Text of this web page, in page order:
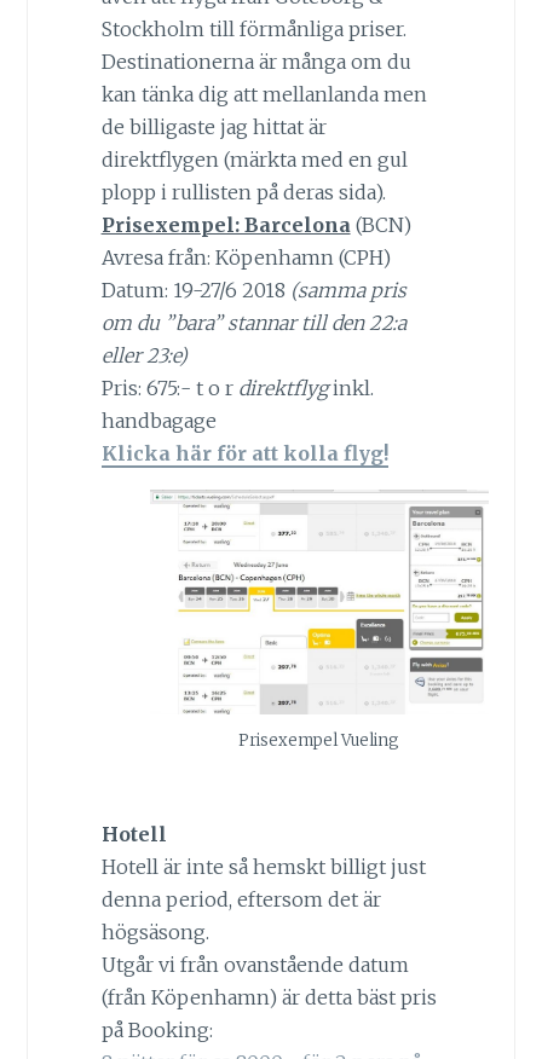
Stockholm till förmånliga priser.
Destinationerna är många om du
kan tänka dig att mellanlanda men
de billigaste jag hittat är
direktflygen (märkta med en gul
plopp i rullisten på deras sida).
Prisexempel: Barcelona (BCN)
Avresa från: Köpenhamn (CPH)
Datum: 19-27/6 2018 (samma pris
om du ”bara” stannar till den 22:a
eller 23:e)
Pris: 675:- t o r direktflyginkl.
handbagage
Klicka här för att kolla flyg!
Prisexempel Vueling
Hotell
Hotell är inte så hemskt billigt just
denna period, eftersom det är
högsäsong.
Utgår vi från ovanstående datum
(från Köpenhamn) är detta bäst pris
på Booking: